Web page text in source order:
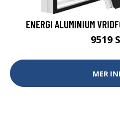
ENERGI ALUMINIUM
9519
MER